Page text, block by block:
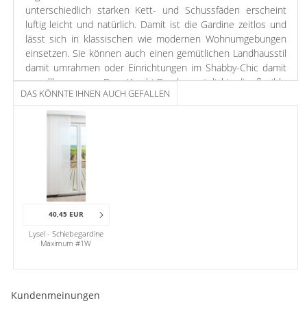
unterschiedlich starken Kett- und Schussfäden erscheint
luftig leicht und natürlich. Damit ist die Gardine zeitlos und
lässt sich in klassischen wie modernen Wohnumgebungen
einsetzen. Sie können auch einen gemütlichen Landhausstil
damit umrahmen oder Einrichtungen im Shabby-Chic damit
vervollkommnen. Das Kombi-Band ermöglicht die flexible
Anbringung an Stange und Schiene. Die innenliegenden
Schlaufen sind für den Stangendurchzug gedacht.
durch die weiße Farbgebung unterstrichen. Die klassische
und unaufdringliche Farbe lässt sich mit allen weiteren
Varianten des Modells kombinieren oder kann auch allein für
sich stehen.
DAS KÖNNTE IHNEN AUCH GEFALLEN
40,45 EUR
Lysel - Schiebegardine
Maximum #1W
Kundenmeinungen